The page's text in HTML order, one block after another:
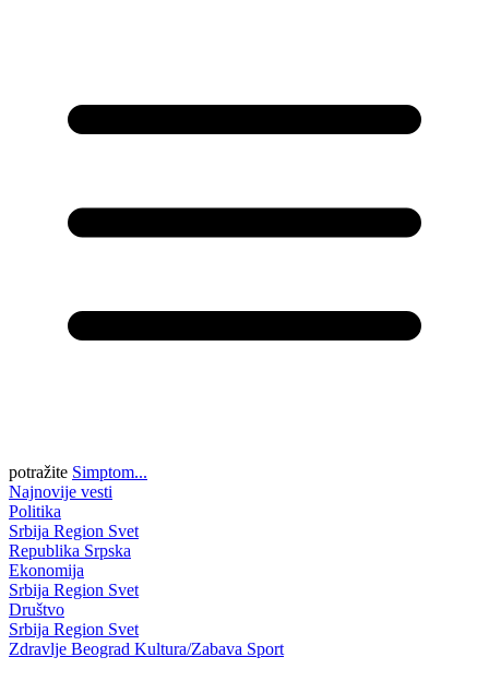
potražite Simptom...
Najnovije vesti
Politika
Srbija Region Svet
Republika Srpska
Ekonomija
Srbija Region Svet
Društvo
Srbija Region Svet
Zdravlje Beograd Kultura/Zabava Sport